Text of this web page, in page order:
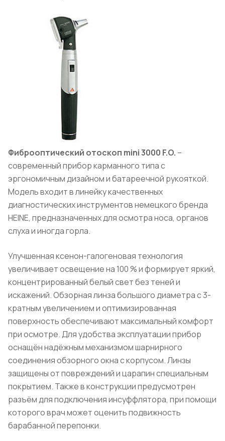
Фиброоптический отоскоп mini 3000 F.O. –
современный прибор карманного типа с
эргономичным дизайном и батареечной рукояткой.
Модель входит в линейку качественных
диагностических инструментов немецкого бренда
HEINE, предназначенных для осмотра носа, органов
слуха и иногда горла.
Улучшенная ксенон-галогеновая технология
увеличивает освещение на 100 % и формирует яркий,
концентрированный белый свет без теней и
искажений. Обзорная линза большого диаметра с 3-
кратным увеличением и оптимизированная
поверхность обеспечивают максимальный комфорт
при осмотре. Для удобства эксплуатации прибор
оснащён надёжным механизмом шарнирного
соединения обзорного окна с корпусом. Линзы
защищены от повреждений и царапин специальным
покрытием. Также в конструкции предусмотрен
разъём для подключения инсуффлятора, при помощи
которого врач может оценить подвижность
барабанной перепонки.